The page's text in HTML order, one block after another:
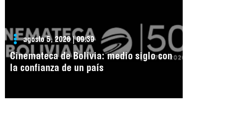
agosto 5, 2026 | 09:39
Cinemateca de Bolivia: medio siglo con
la confianza de un país